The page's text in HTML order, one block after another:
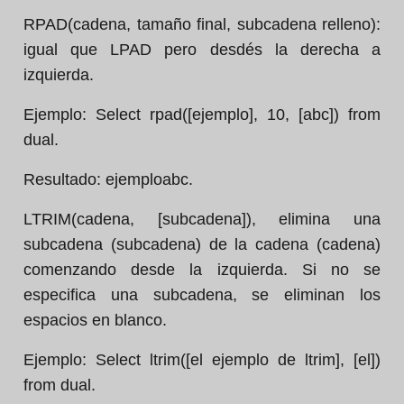
RPAD(cadena, tamaño final, subcadena relleno):
igual que LPAD pero desdés la derecha a
izquierda.
Ejemplo: Select rpad([ejemplo], 10, [abc]) from
dual.
Resultado: ejemploabc.
LTRIM(cadena, [subcadena]), elimina una
subcadena (subcadena) de la cadena (cadena)
comenzando desde la izquierda. Si no se
especifica una subcadena, se eliminan los
espacios en blanco.
Ejemplo: Select ltrim([el ejemplo de ltrim], [el])
from dual.